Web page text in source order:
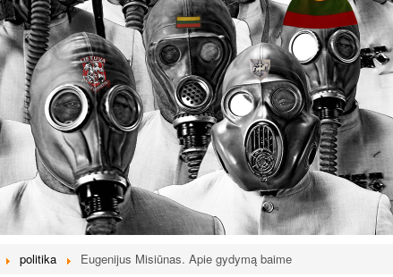
politika Eugenijus Misiūnas. Apie gydymą baime